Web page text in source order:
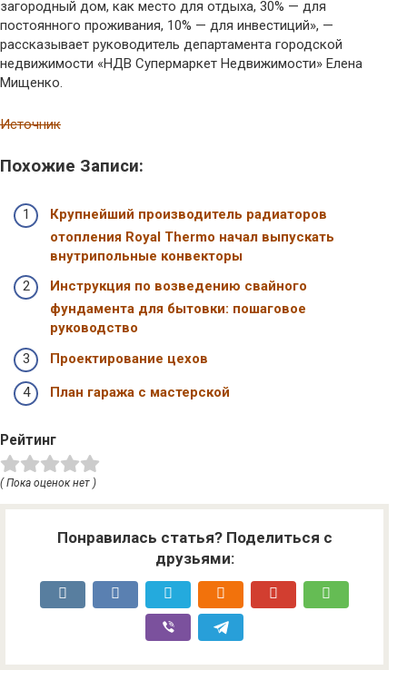
загородный дом, как место для отдыха, 30% — для
постоянного проживания, 10% — для инвестиций», —
рассказывает руководитель департамента городской
недвижимости «НДВ Супермаркет Недвижимости» Елена
Мищенко.
Источник
Похожие Записи:
Крупнейший производитель радиаторов
отопления Royal Thermo начал выпускать
внутрипольные конвекторы
Инструкция по возведению свайного
фундамента для бытовки: пошаговое
руководство
Проектирование цехов
План гаража с мастерской
Рейтинг
( Пока оценок нет )
Понравилась статья? Поделиться с
друзьями: